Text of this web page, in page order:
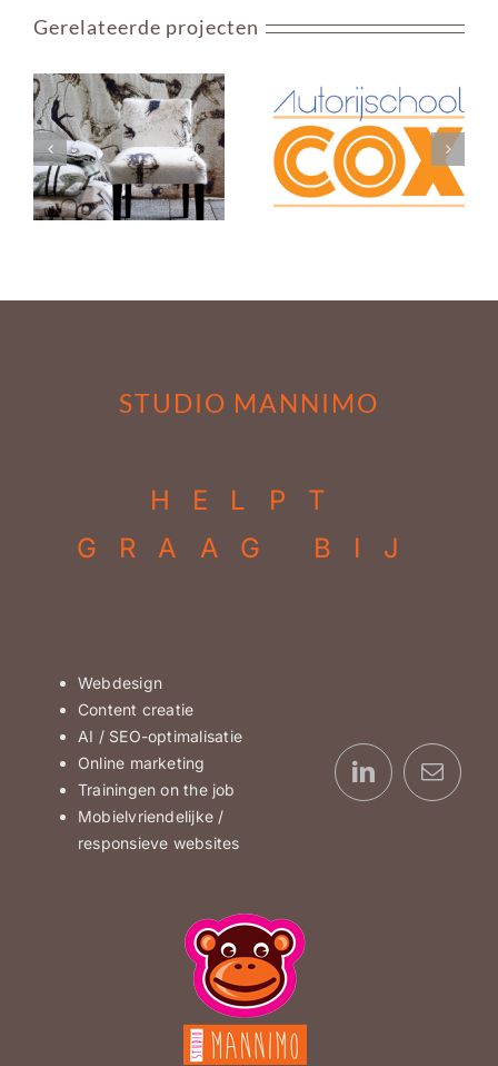
Gerelateerde projecten
Lonneke de Kok –
STUDIO MANNIMO
HELPT
GRAAG BIJ
Webdesign
Content creatie
AI / SEO-optimalisatie
Online marketing
Trainingen on the job
Mobielvriendelijke /
responsieve websites